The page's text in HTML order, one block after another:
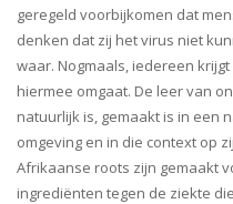
geregeld voorbijkomen dat
denken dat zij het virus niet
waar. Nogmaals, iedereen
hiermee omgaat. De leer van
natuurlijk is, gemaakt is in een
omgeving en in die context op
Afrikaanse roots zijn gemaakt
ingrediënten tegen de ziekte